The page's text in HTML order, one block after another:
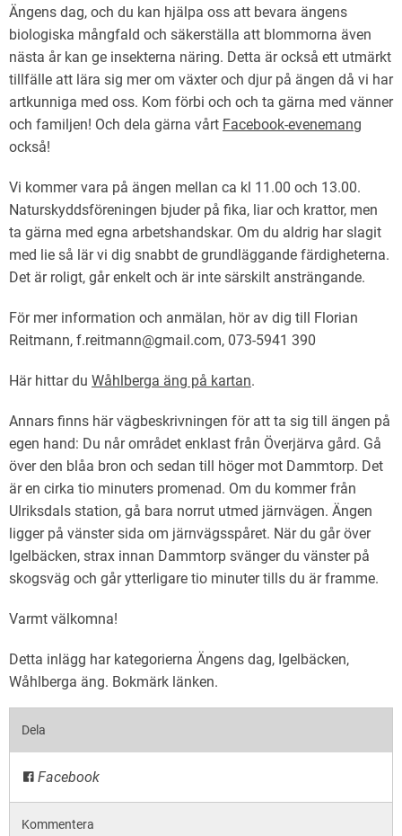
Ängens dag, och du kan hjälpa oss att bevara ängens
biologiska mångfald och säkerställa att blommorna även
nästa år kan ge insekterna näring. Detta är också ett utmärkt
tillfälle att lära sig mer om växter och djur på ängen då vi har
artkunniga med oss. Kom förbi och och ta gärna med vänner
och familjen! Och dela gärna vårt Facebook-evenemang
också!
Vi kommer vara på ängen mellan ca kl 11.00 och 13.00.
Naturskyddsföreningen bjuder på fika, liar och krattor, men
ta gärna med egna arbetshandskar. Om du aldrig har slagit
med lie så lär vi dig snabbt de grundläggande färdigheterna.
Det är roligt, går enkelt och är inte särskilt ansträngande.
För mer information och anmälan, hör av dig till Florian
Reitmann, f.reitmann@gmail.com, 073-5941 390
Här hittar du Wåhlberga äng på kartan.
Annars finns här vägbeskrivningen för att ta sig till ängen på
egen hand: Du når området enklast från Överjärva gård. Gå
över den blåa bron och sedan till höger mot Dammtorp. Det
är en cirka tio minuters promenad. Om du kommer från
Ulriksdals station, gå bara norrut utmed järnvägen. Ängen
ligger på vänster sida om järnvägsspåret. När du går över
Igelbäcken, strax innan Dammtorp svänger du vänster på
skogsväg och går ytterligare tio minuter tills du är framme.
Varmt välkomna!
Detta inlägg har kategorierna Ängens dag, Igelbäcken,
Wåhlberga äng. Bokmärk länken.
Dela
Facebook
Kommentera